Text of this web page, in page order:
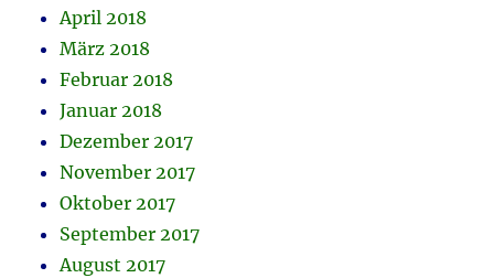
April 2018
März 2018
Februar 2018
Januar 2018
Dezember 2017
November 2017
Oktober 2017
September 2017
August 2017